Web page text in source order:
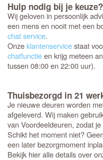
Hulp nodig bij je keuze?
Wij geloven in persoonlijk
een mens en nooit met een
chat service.
Onzeklantenservicestaat
chatfunctieen krijg meteen
tussen 08:00 en 22:00 uur).
Thuisbezorgd in 21
Je nieuwe deuren worden
afgeleverd. Wij maken
van Voordeeldeuren, zodat
Schikt het moment niet?
een later bezorgmoment
Bekijk hier alle details over